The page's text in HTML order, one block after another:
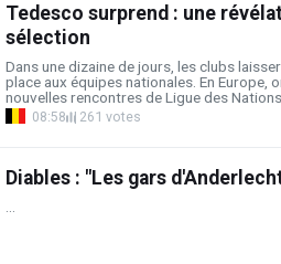
Tedesco surprend : une
sélection
Dans une dizaine de jours, les clubs
place aux équipes nationales. En Europe,
nouvelles rencontres de Ligue des Nations.
08:58 261 votes
Diables : "Les gars